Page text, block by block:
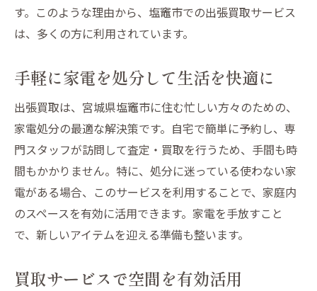
す。このような理由から、塩竈市での出張買取サービス
は、多くの方に利用されています。
手軽に家電を処分して生活を快適に
出張買取は、宮城県塩竈市に住む忙しい方々のための、
家電処分の最適な解決策です。自宅で簡単に予約し、専
門スタッフが訪問して査定・買取を行うため、手間も時
間もかかりません。特に、処分に迷っている使わない家
電がある場合、このサービスを利用することで、家庭内
のスペースを有効に活用できます。家電を手放すこと
で、新しいアイテムを迎える準備も整います。
買取サービスで空間を有効活用